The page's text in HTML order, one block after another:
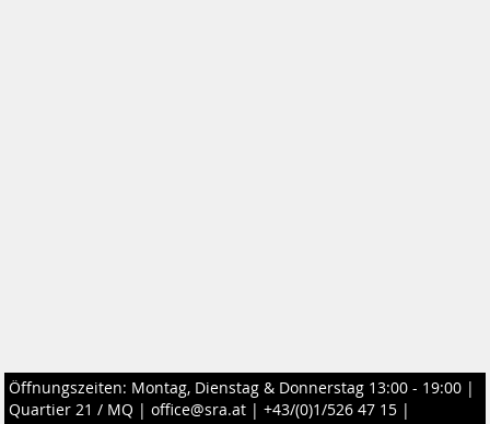
Öffnungszeiten: Montag, Dienstag & Donnerstag 13:00 - 19:00 |
Quartier 21 / MQ | office@sra.at | +43/(0)1/526 47 15 |